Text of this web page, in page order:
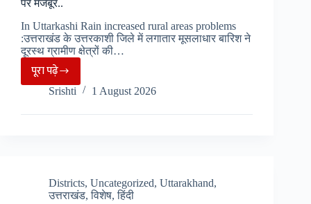
IMD
का
येलो
अर्लट
जारी..
पर मजबूर..
In Uttarkashi Rain increased rural areas problems
:उत्तराखंड के उत्तरकाशी जिले में लगातार मूसलाधार बारिश ने
दूरस्थ ग्रामीण क्षेत्रों की…
पूरा पढ़ेUttarkashi
:मूसलाधार
बारिश
क्षेत्रों
की
Srishti 1 August 2026
Districts, Uncategorized, Uttarakhand,
उत्तराखंड,विशेष,हिंदी